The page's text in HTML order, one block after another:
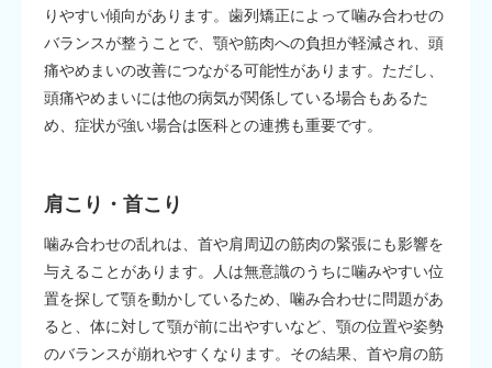
りやすい傾向があります。歯列矯正によって噛み合わせの
バランスが整うことで、顎や筋肉への負担が軽減され、頭
痛やめまいの改善につながる可能性があります。ただし、
頭痛やめまいには他の病気が関係している場合もあるた
め、症状が強い場合は医科との連携も重要です。
肩こり・首こり
噛み合わせの乱れは、首や肩周辺の筋肉の緊張にも影響を
与えることがあります。人は無意識のうちに噛みやすい位
置を探して顎を動かしているため、噛み合わせに問題があ
ると、体に対して顎が前に出やすいなど、顎の位置や姿勢
のバランスが崩れやすくなります。その結果、首や肩の筋